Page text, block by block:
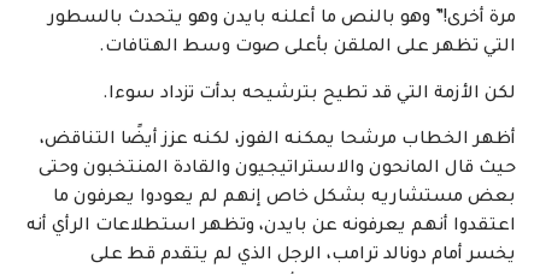
مرة أخرى!” وهو بالنص ما أعلنه بايدن وهو يتحدث بالسطور
التي تظهر على الملقن بأعلى صوت وسط الهتافات.
لكن الأزمة التي قد تطيح بترشيحه بدأت تزداد سوءا.
أظهر الخطاب مرشحا يمكنه الفوز، لكنه عزز أيضًا التناقض،
حيث قال المانحون والاستراتيجيون والقادة المنتخبون وحتى
بعض مستشاريه بشكل خاص إنهم لم يعودوا يعرفون ما
اعتقدوا أنهم يعرفونه عن بايدن، وتظهر استطلاعات الرأي أنه
يخسر أمام دونالد ترامب، الرجل الذي لم يتقدم قط على